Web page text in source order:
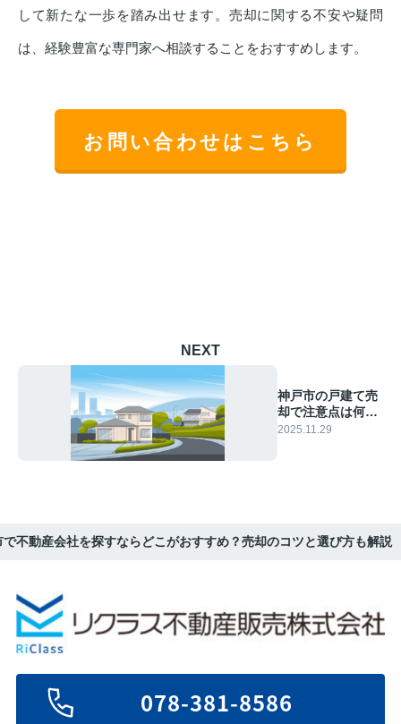
して新たな一歩を踏み出せます。売却に関する不安や疑問
は、経験豊富な専門家へ相談することをおすすめします。
お問い合わせはこちら
NEXT
神戸市の戸建て売
却で注意点は何？
失敗しない手順や
2025.11.29
で不動産会社を探すならどこがおすすめ？売却のコツと選び方も解説
078-381-8586